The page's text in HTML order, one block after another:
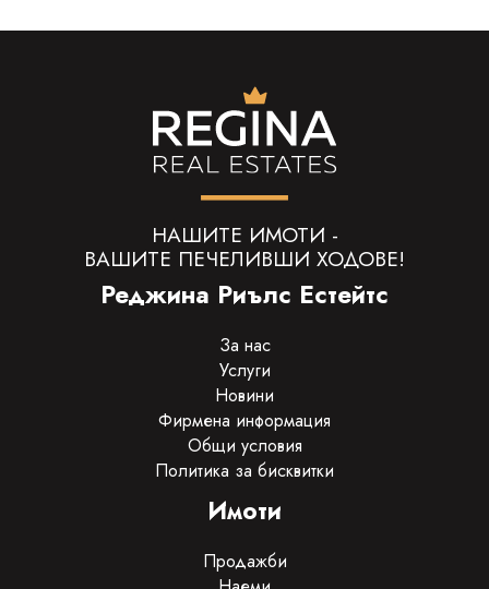
НАШИТЕ ИМОТИ -
ВАШИТЕ ПЕЧЕЛИВШИ ХОДОВЕ!
Реджина Риълс Естейтс
За нас
Услуги
Новини
Фирмена информация
Общи условия
Политика за бисквитки
Имоти
Продажби